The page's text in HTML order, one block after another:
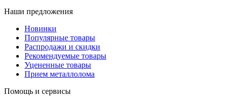
Наши предложения
Новинки
Популярные товары
Распродажи и скидки
Рекомендуемые товары
Уцененные товары
Прием металлолома
Помощь и сервисы